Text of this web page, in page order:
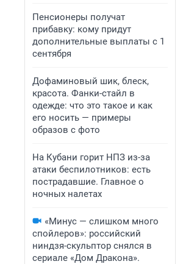
Пенсионеры получат
прибавку: кому придут
дополнительные выплаты с 1
сентября
Дофаминовый шик, блеск,
красота. Фанки-стайл в
одежде: что это такое и как
его носить — примеры
образов с фото
На Кубани горит НПЗ из-за
атаки беспилотников: есть
пострадавшие. Главное о
ночных налетах
«Минус — слишком много
спойлеров»: российский
ниндзя-скульптор снялся в
сериале «Дом Дракона».